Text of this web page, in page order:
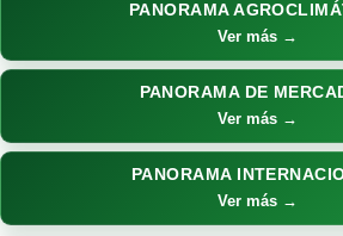
PANORAMA
Ver más →
PANORAMA DE
Ver más →
PANORAMA
Ver más →